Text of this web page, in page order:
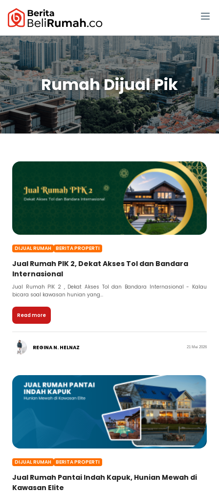
Rumah Dijual Pik
DIJUAL RUMAH BERITA PROPERTI
Jual Rumah PIK 2, Dekat Akses Tol dan Bandara
Internasional
Jual Rumah PIK 2 , Dekat Akses Tol dan Bandara Internasional - Kalau
bicara soal kawasan hunian yang...
Read more
REGINA N. HELNAZ 21 Mei 2026
DIJUAL RUMAH BERITA PROPERTI
Jual Rumah Pantai Indah Kapuk, Hunian Mewah di
Kawasan Elite